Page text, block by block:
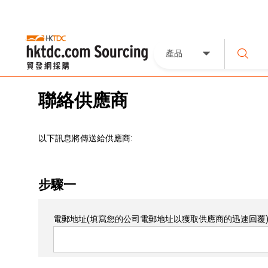
產品
聯絡供應商
以下訊息將傳送給供應商:
步驟一
電郵地址(填寫您的公司電郵地址以獲取供應商的迅速回覆)